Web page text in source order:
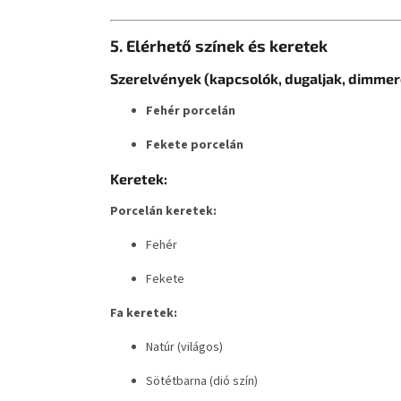
5. Elérhető színek és keretek
Szerelvények (kapcsolók, dugaljak,
Fehér porcelán
Fekete porcelán
Keretek:
Porcelán keretek:
Fehér
Fekete
Fa keretek:
Natúr (világos)
Sötétbarna (dió szín)